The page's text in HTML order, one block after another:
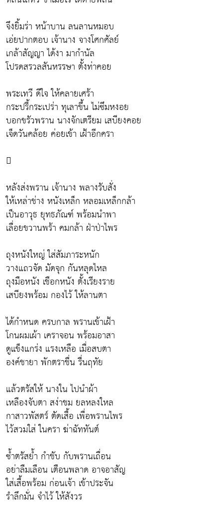
จึงยิ้มร่า หน้าบาน ลนลานหมอบ
เอ่ยปากตอบ เจ้านาง จางโศกศัลย์
เกล้าสัญญา ได้งา มากำนัล
โปรดสรวลสันหรรษา ตั้งท่าคอย
พระเทวี ดีใจ ให้คลายเศร้า
กระปรี้กระเปร่า ทุเลาขึ้น ไม่ซึมหงอย
บอกขรัวพราน นางจักเตรียม เสบียงคอย
เจ็ดวันคล้อย ค่อยเข้า เฝ้าอีกครา

หลังส่งพราน เจ้านาง พลางรับสั่ง
ให้เหล่าช่าง หนังเหล็ก หลอมเหล็กกล้า
เป็นอาวุธ ยุทธภัณฑ์ พร้อมนำพา
เลื่อยขวานพร้า คมกล้า ฝ่าป่าไพร
ถุงหนังใหญ่ ใส่สัมภาระหนัก
วางแถวจัด มัดจุก กันหลุดไหล
ถุงมือหนัง เชือกหนัง ตั้งเรียงราย
เสบียงพร้อม กองไว้ ให้ลานตา
ได้กำหนด ครบกาล พรานเข้าเฝ้า
โกนผมเผ้า เคราจอน พร้อมอาสา
ดูแข็งแกร่ง แรงเหลือ เมื่อสบตา
องค์ชายา พักตราชื่น รื่นฤทัย
แล้วตรัสให้ นางใน ไปนำผ้า
เหลืองจับตา สง่าชม ยลหลงใหล
กาสาวพัสตร์ ตัดเสื้อ เพื่อพรานไพร
ไว้สวมใส่ ในครา ฆ่าฉัททันต์
ซ้ำตรัสย้ำ กำชับ กับพรานเถื่อน
อย่าลืมเลือน เตือนพลาด อาจอาสัญ
ใส่เสื้อพร้อม ก่อนเจ้า เข้าประจัน
รำลึกมั่น จำไว้ ให้สังวร